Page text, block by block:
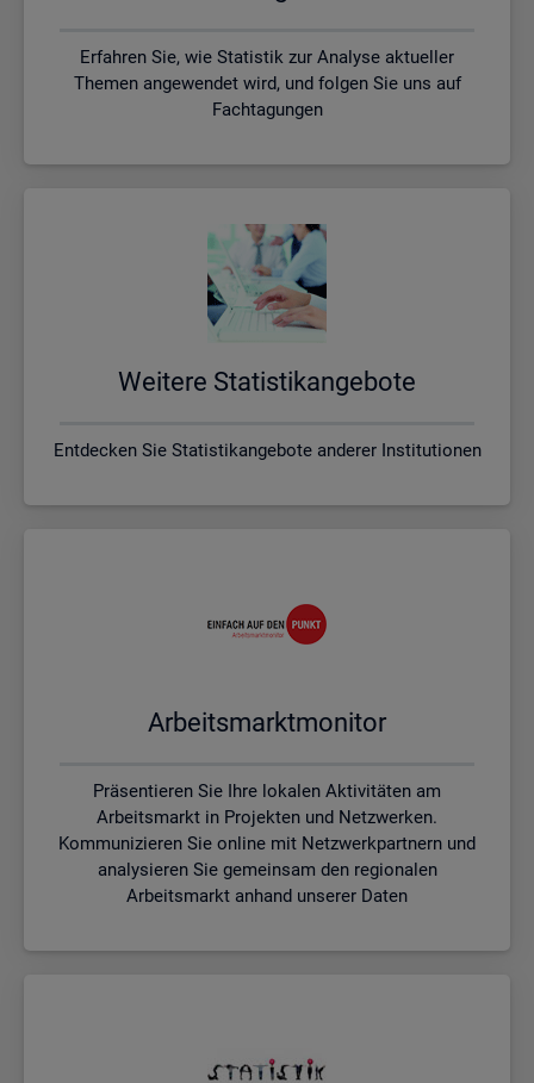
Erfahren Sie, wie Statistik zur Analyse aktueller
Themen angewendet wird, und folgen Sie uns auf
Fachtagungen
Wei­te­re Sta­tis­tik­an­ge­bo­te
Entdecken Sie Statistikangebote anderer Institutionen
Ar­beits­markt­mo­ni­tor
Präsentieren Sie Ihre lokalen Aktivitäten am
Arbeitsmarkt in Projekten und Netzwerken.
Kommunizieren Sie online mit Netzwerkpartnern und
analysieren Sie gemeinsam den regionalen
Arbeitsmarkt anhand unserer Daten